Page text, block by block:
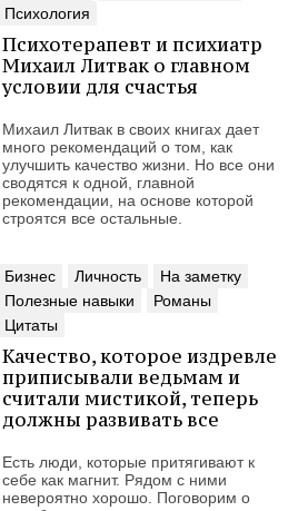
Психология
Психотерапевт и психиатр
Михаил Литвак о главном
условии для счастья
Михаил Литвак в своих книгах дает
много рекомендаций о том, как
улучшить качество жизни. Но все они
сводятся к одной, главной
рекомендации, на основе которой
строятся все остальные.
Бизнес Личность
На заметку
Полезные навыки
Романы
Цитаты
Качество, которое издревле
приписывали ведьмам и
считали мистикой, теперь
должны развивать все
Есть люди, которые притягивают к
себе как магнит. Рядом с ними
невероятно хорошо. Поговорим о